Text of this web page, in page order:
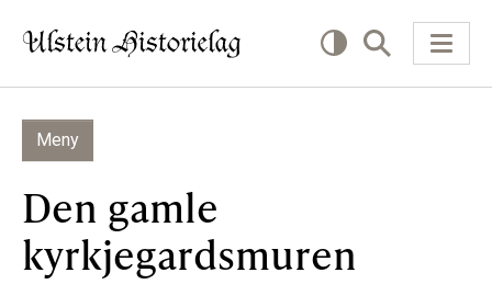
KVA VIL DU LESE OM?
Kultur
Næring
Meny
Den gamle
kyrkjegardsmuren